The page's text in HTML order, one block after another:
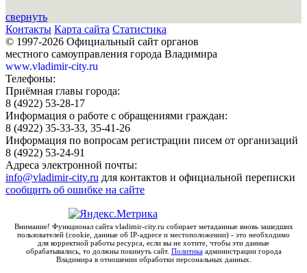
свернуть
Контакты Карта сайта Статистика
© 1997-2026 Официальный сайт органов
местного самоуправления города Владимира
www.vladimir-city.ru
Телефоны:
Приёмная главы города:
8 (4922) 53-28-17
Информация о работе с обращениями граждан:
8 (4922) 35-33-33, 35-41-26
Информация по вопросам регистрации писем от организаций
8 (4922) 53-24-91
Адреса электронной почты:
info@vladimir-city.ru для контактов и официальной переписки
сообщить об ошибке на сайте
Внимание! Функционал сайта vladimir-city.ru собирает метаданные вновь зашедших
пользователей (cookie, данные об IP-адресе и местоположении) - это необходимо
для корректной работы ресурса, если вы не хотите, чтобы эти данные
обрабатывались, то должны покинуть сайт. Политикаадминистрации города
Владимира в отношении обработки персональных данных.